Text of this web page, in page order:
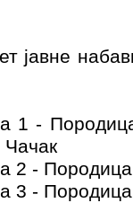
јавне
1 -
Чачак
2 -
3 -